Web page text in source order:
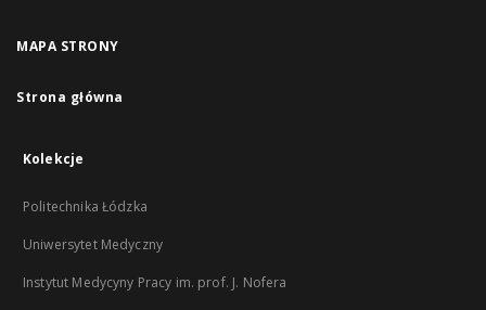
MAPA STRONY
Strona główna
Kolekcje
Politechnika Łódzka
Uniwersytet Medyczny
Instytut Medycyny Pracy im. prof. J. Nofera